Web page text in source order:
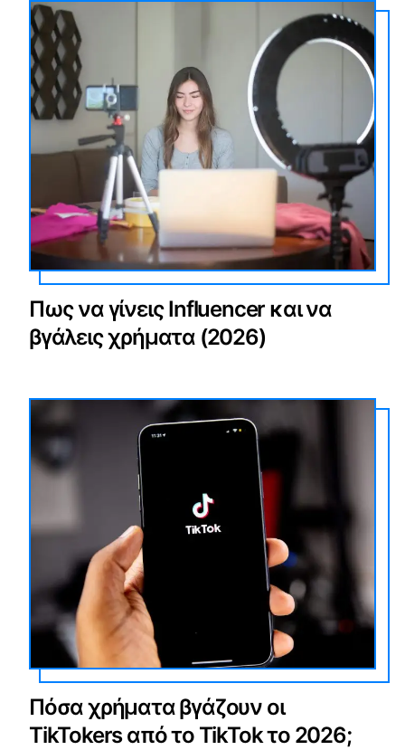
Πως να γίνεις Influencer και να
βγάλεις χρήματα (2026)
Πόσα χρήματα βγάζουν οι
TikTokers από το TikTok το 2026;